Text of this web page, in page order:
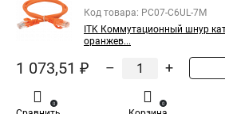
Код товара: PC07-C6UL-7M
ITK Коммутационный шнур
оранжев...
1 073,51 ₽ – +
0 0